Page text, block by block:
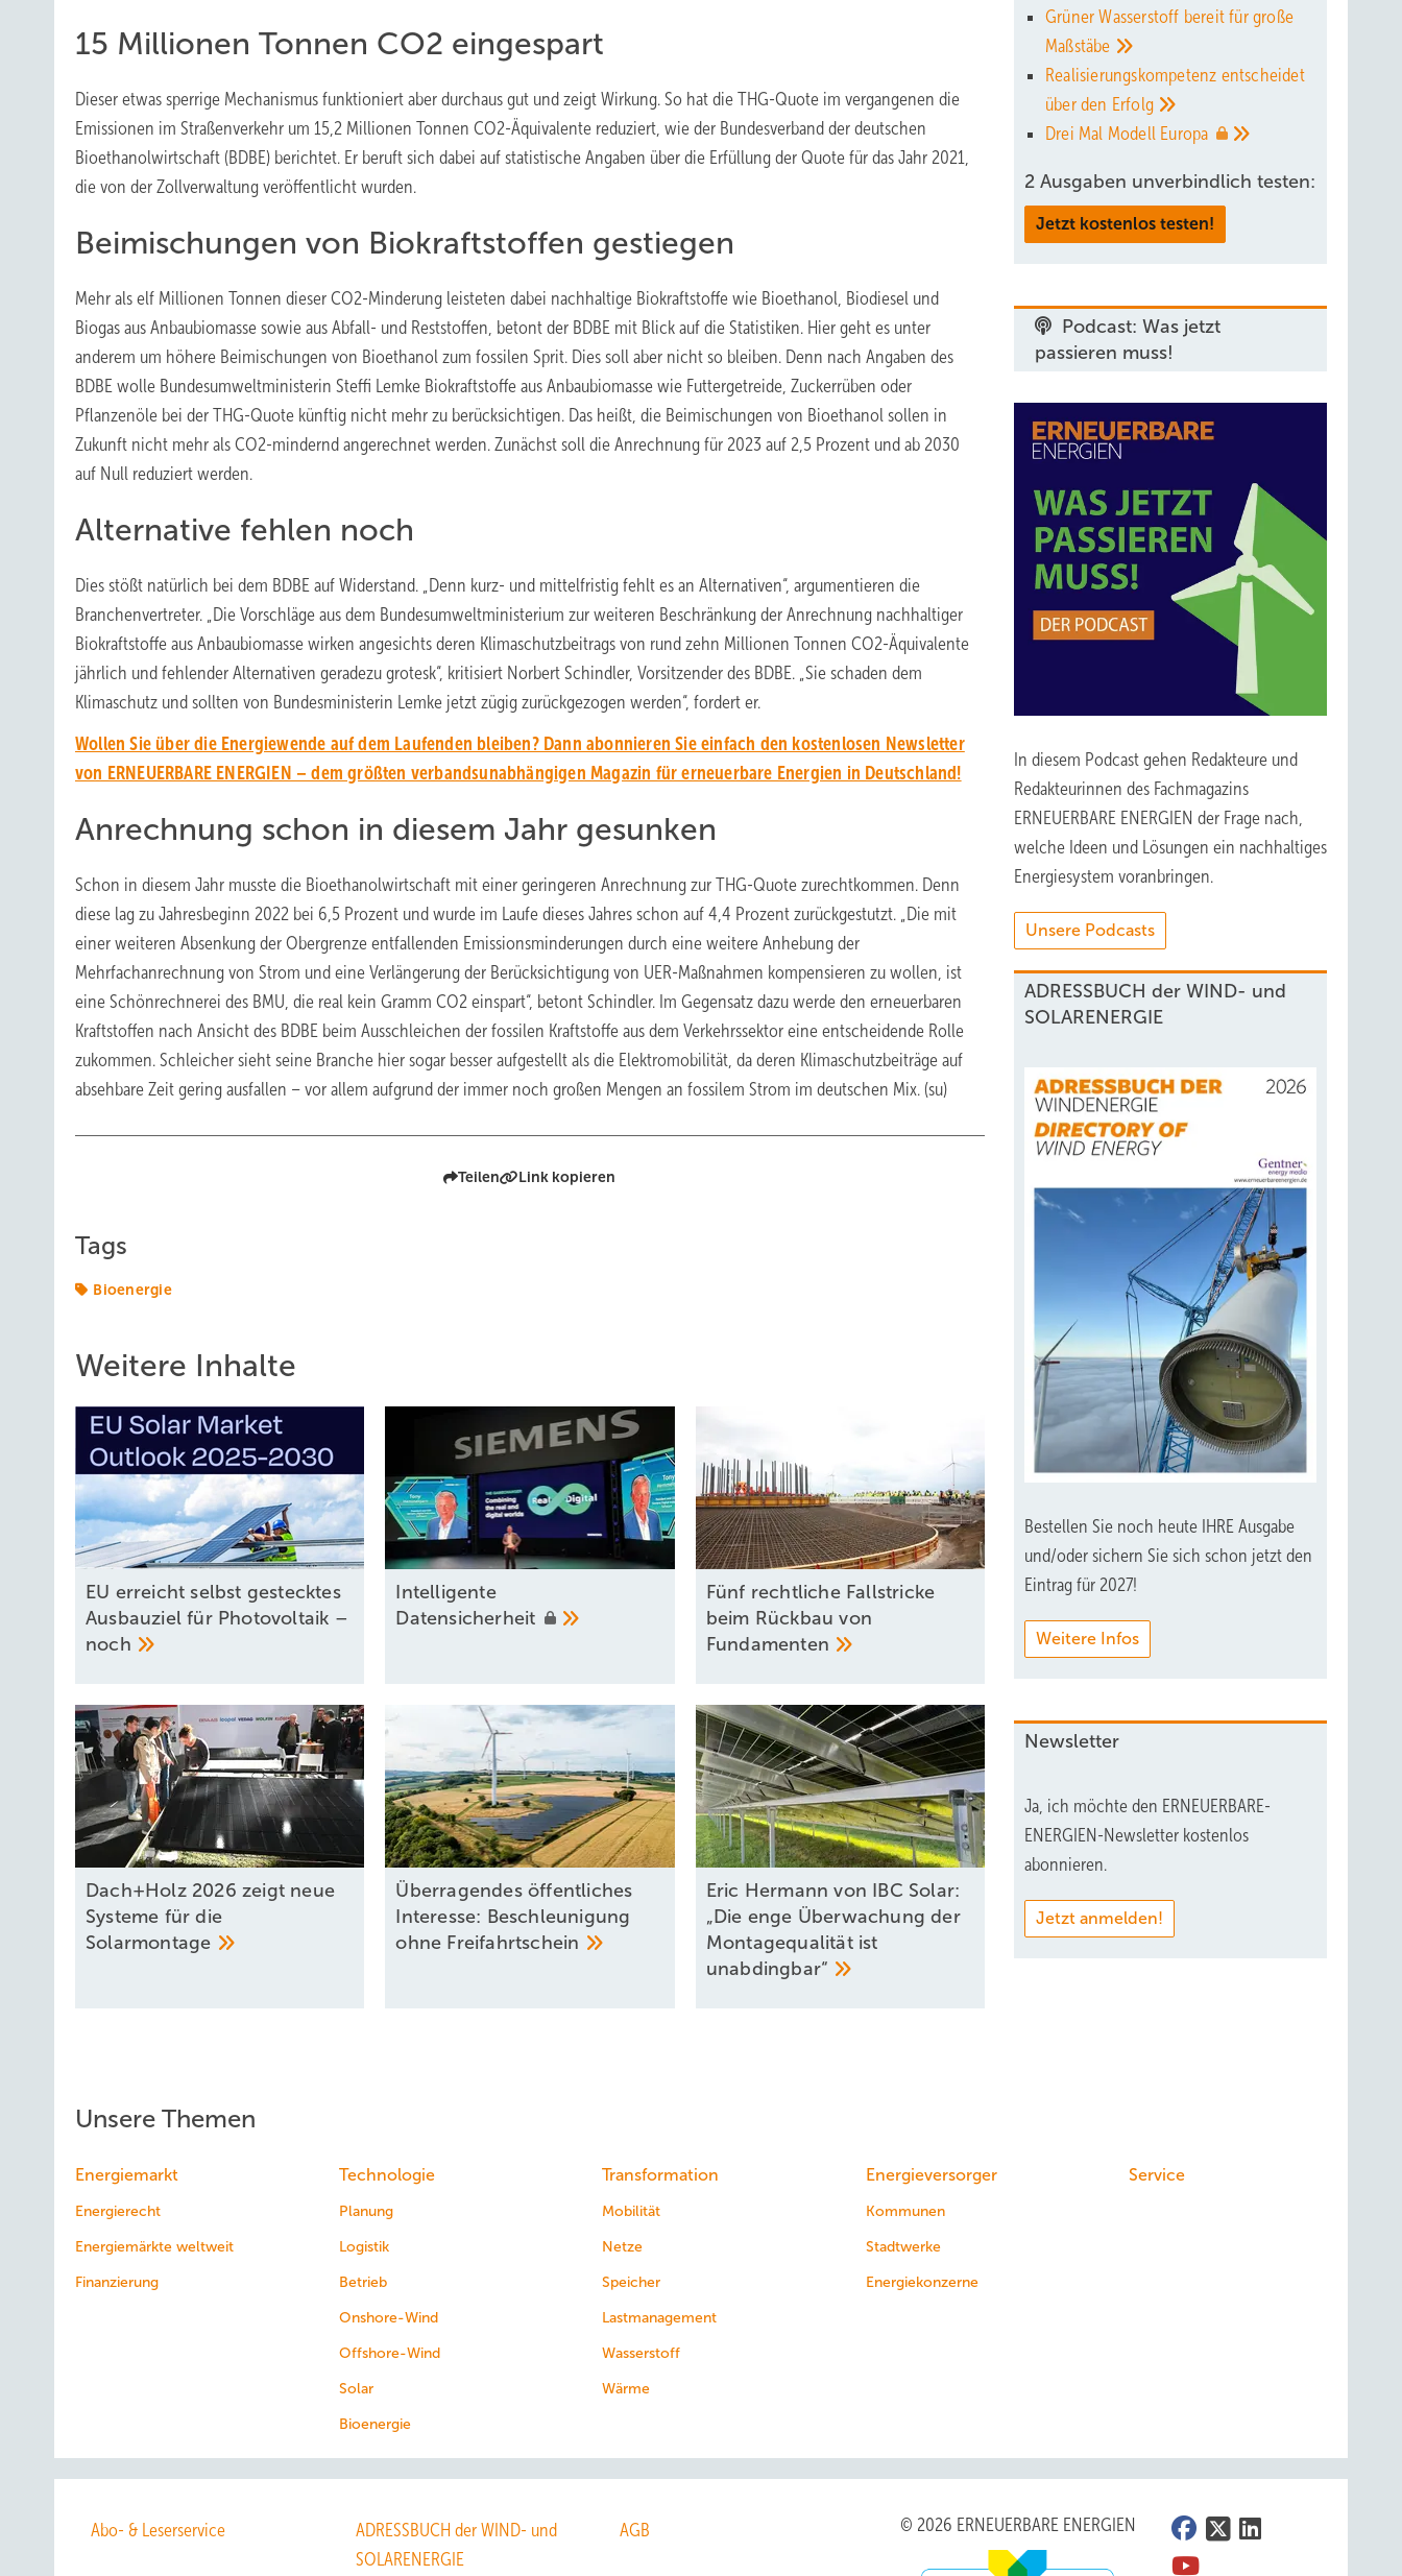
15 Millionen Tonnen CO2 eingespart
Dieser etwas sperrige Mechanismus funktioniert aber durchaus gut und zeigt Wirkung. So hat die THG-Quote im vergangenen die
Emissionen im Straßenverkehr um 15,2 Millionen Tonnen CO2-Äquivalente reduziert, wie der Bundesverband der deutschen
Bioethanolwirtschaft (BDBE) berichtet. Er beruft sich dabei auf statistische Angaben über die Erfüllung der Quote für das Jahr 2021,
die von der Zollverwaltung veröffentlicht wurden.
Beimischungen von Biokraftstoffen gestiegen
Mehr als elf Millionen Tonnen dieser CO2-Minderung leisteten dabei nachhaltige Biokraftstoffe wie Bioethanol, Biodiesel und
Biogas aus Anbaubiomasse sowie aus Abfall- und Reststoffen, betont der BDBE mit Blick auf die Statistiken. Hier geht es unter
anderem um höhere Beimischungen von Bioethanol zum fossilen Sprit. Dies soll aber nicht so bleiben. Denn nach Angaben des
BDBE wolle Bundesumweltministerin Steffi Lemke Biokraftstoffe aus Anbaubiomasse wie Futtergetreide, Zuckerrüben oder
Pflanzenöle bei der THG-Quote künftig nicht mehr zu berücksichtigen. Das heißt, die Beimischungen von Bioethanol sollen in
Zukunft nicht mehr als CO2-mindernd angerechnet werden. Zunächst soll die Anrechnung für 2023 auf 2,5 Prozent und ab 2030
auf Null reduziert werden.
Alternative fehlen noch
Dies stößt natürlich bei dem BDBE auf Widerstand. „Denn kurz- und mittelfristig fehlt es an Alternativen“, argumentieren die
Branchenvertreter. „Die Vorschläge aus dem Bundesumweltministerium zur weiteren Beschränkung der Anrechnung nachhaltiger
Biokraftstoffe aus Anbaubiomasse wirken angesichts deren Klimaschutzbeitrags von rund zehn Millionen Tonnen CO2-Äquivalente
jährlich und fehlender Alternativen geradezu grotesk“, kritisiert Norbert Schindler, Vorsitzender des BDBE. „Sie schaden dem
Klimaschutz und sollten von Bundesministerin Lemke jetzt zügig zurückgezogen werden“, fordert er.
Wollen Sie über die Energiewende auf dem Laufenden bleiben? Dann abonnieren Sie einfach den kostenlosen Newsletter
von ERNEUERBARE ENERGIEN – dem größten verbandsunabhängigen Magazin für erneuerbare Energien in Deutschland!
Anrechnung schon in diesem Jahr gesunken
Schon in diesem Jahr musste die Bioethanolwirtschaft mit einer geringeren Anrechnung zur THG-Quote zurechtkommen. Denn
diese lag zu Jahresbeginn 2022 bei 6,5 Prozent und wurde im Laufe dieses Jahres schon auf 4,4 Prozent zurückgestutzt. „Die mit
einer weiteren Absenkung der Obergrenze entfallenden Emissionsminderungen durch eine weitere Anhebung der
Mehrfachanrechnung von Strom und eine Verlängerung der Berücksichtigung von UER-Maßnahmen kompensieren zu wollen, ist
eine Schönrechnerei des BMU, die real kein Gramm CO2 einspart“, betont Schindler. Im Gegensatz dazu werde den erneuerbaren
Kraftstoffen nach Ansicht des BDBE beim Ausschleichen der fossilen Kraftstoffe aus dem Verkehrssektor eine entscheidende Rolle
zukommen. Schleicher sieht seine Branche hier sogar besser aufgestellt als die Elektromobilität, da deren Klimaschutzbeiträge auf
absehbare Zeit gering ausfallen – vor allem aufgrund der immer noch großen Mengen an fossilem Strom im deutschen Mix. (su)
Teilen Link kopieren
Tags
Bioenergie
Weitere Inhalte
EU erreicht selbst gestecktes
Ausbauziel für Photovoltaik –
noch
Intel ligente
Datensicherheit
Fünf rechtliche Fallstricke
beim Rückbau von
Fundamenten
Dach+Holz 2026 zeigt neue
Systeme für die
Solarmontage
Überragendes öffentliches
Interesse: Beschleunigung
ohne Freifahrtschein
Eric Hermann von IBC Solar:
„Die enge Überwachung der
Montagequalität ist
unabdingbar“
Grüner Wasserstoff bereit für große
Maßstäbe
Realisierungskompetenz entscheidet
über den Erfolg
Drei Mal Modell Europa
2 Ausgaben unverbindlich testen:
Jetzt kostenlos testen!
Podcast: Was jetzt
passieren muss!
In diesem Podcast gehen Redakteure und
Redakteurinnen des Fachmagazins
ERNEUERBARE ENERGIEN der Frage nach,
welche Ideen und Lösungen ein nachhaltiges
Energiesystem voranbringen.
Unsere Podcasts
ADRESSBUCH der WIND- und
SOLARENERGIE
Bestellen Sie noch heute IHRE Ausgabe
und/oder sichern Sie sich schon jetzt den
Eintrag für 2027!
Weitere Infos
Newsletter
Ja, ich möchte den ERNEUERBARE-
ENERGIEN-Newsletter kostenlos
abonnieren.
Jetzt anmelden!
Unsere Themen
Energiemarkt
Energierecht
Energiemärkte weltweit
Finanzierung
Technologie
Planung
Logistik
Betrieb
Onshore-Wind
Offshore-Wind
Solar
Bioenergie
Transformation
Mobilität
Netze
Speicher
Lastmanagement
Wasserstoff
Wärme
Energieversorger
Kommunen
Stadtwerke
Energiekonzerne
Service
Abo- & Leserservice
ADRESSBUCH der WIND- und
SOLARENERGIE
AGB © 2026 ERNEUERBARE ENERGIEN